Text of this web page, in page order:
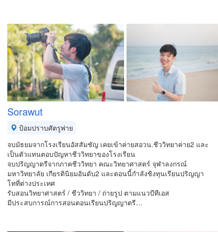
Sorawut
ป้อมปราบศัตรูพ่าย
จบมัธยมจากโรงเรียนอัสสัมชัญ เคยเข้าค่ายสอวน.ชีววิทยาค่าย2 และ
เป็นตัวแทนตอบปัญหาชีววิทยาของโรงเรียน
จบปริญญาตรีจากภาคชีววิทยา คณะวิทยาศาสตร์ จุฬาลงกรณ์
มหาวิทยาลัย เกียรตินิยมอันดับ2 และตอนนี้กำลังชิงทุนเรียนปริญญา
โทที่ต่างประเทศ
รับสอนวิทยาศาสตร์ / ชีววิทยา / ถ่ายรูป ตามแนวบีทีเอส
มีประสบการณ์การสอนตอนเรียนปริญญาตรี…